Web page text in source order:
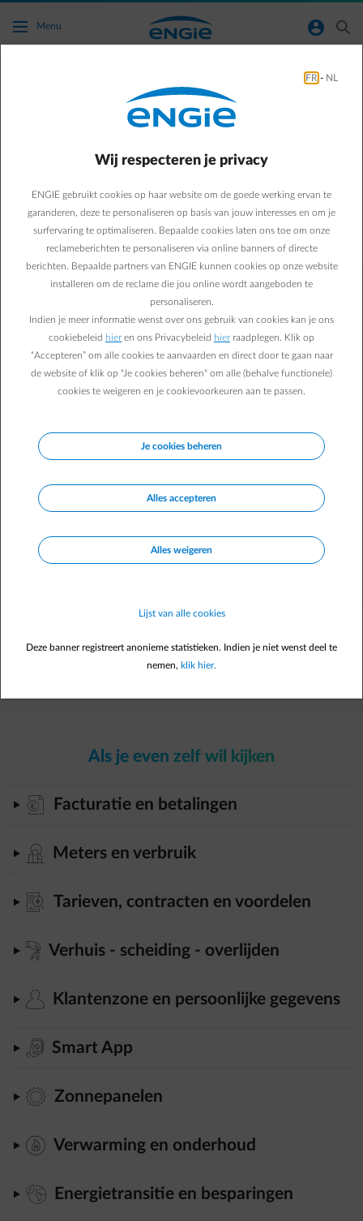
Ga naar de hoofdinhoud
Menu normal-account-circle search
Hoe kan ik je
helpen?
Gebruik de toetsen Page Up en Page Down om door berichten
Hallo! Ik ben Genie, de AI‑assistent van ENGIE.
Wat kan ik voor je doen?
Weet dat ik geen persoonlijke informatie kan delen.
Ik begeleid je graag stap voor stap zodat je snel een
antwoord vindt op je vraag.
Direct aan de slag
Als je even zelf wil kijken
element-bill Facturatie en betalingen
element-barchart-inspect Meters en verbruik
element-contract-inspect Tarieven, contracten en voordelen
element-handover-keys Verhuis - scheiding - overlijden
element-users-1 Klantenzone en persoonlijke gegevens
element-texting-house Smart App
element-day Zonnepanelen
bold-heatingrepair-2 Verwarming en onderhoud
element-eco-planet Energietransitie en besparingen
FR - NL
Wij respecteren je privacy
ENGIE gebruikt cookies op haar website om de goede werking ervan te
garanderen, deze te personaliseren op basis van jouw interesses en om je
surfervaring te optimaliseren. Bepaalde cookies laten ons toe om onze
reclameberichten te personaliseren via online banners of directe
berichten. Bepaalde partners van ENGIE kunnen cookies op onze website
installeren om de reclame die jou online wordt aangeboden te
personaliseren.
Indien je meer informatie wenst over ons gebruik van cookies kan je ons
cookiebeleid hier en ons Privacybeleid hier raadplegen. Klik op
“Accepteren” om alle cookies te aanvaarden en direct door te gaan naar
de website of klik op "Je cookies beheren" om alle (behalve functionele)
cookies te weigeren en je cookievoorkeuren aan te passen.
Je cookies beheren
Alles accepteren
Alles weigeren
Lijst van alle cookies
Deze banner registreert anonieme statistieken. Indien je niet wenst deel te
nemen, klik hier.